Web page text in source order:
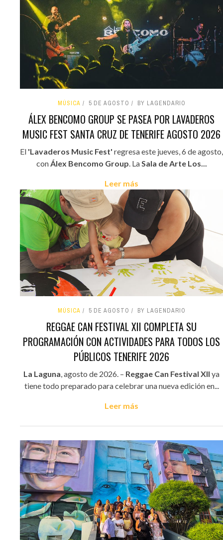
MÚSICA 5 DE AGOSTO BY LAGENDARIO
ÁLEX BENCOMO GROUP SE PASEA POR LAVADEROS
MUSIC FEST SANTA CRUZ DE TENERIFE AGOSTO 2026
El 'Lavaderos Music Fest' regresa este jueves, 6 de agosto,
conÁlex Bencomo Group. LaSala de Arte Los...
Leer más
MÚSICA 5 DE AGOSTO BY LAGENDARIO
REGGAE CAN FESTIVAL XII COMPLETA SU
PROGRAMACIÓN CON ACTIVIDADES PARA TODOS LOS
PÚBLICOS TENERIFE 2026
La Laguna, agosto de 2026. – Reggae Can Festival XII ya
tiene todo preparado para celebrar una nueva edición en...
Leer más